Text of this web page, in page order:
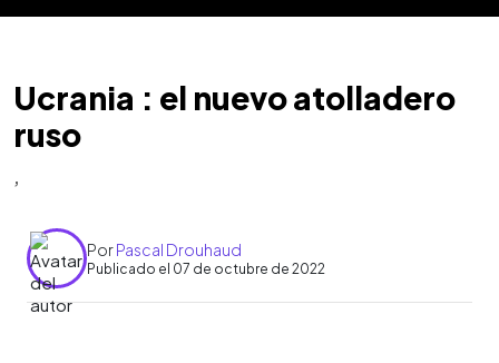
Ucrania : el nuevo atolladero
ruso
,
PorPascal Drouhaud
Publicado el 07 de octubre de 2022